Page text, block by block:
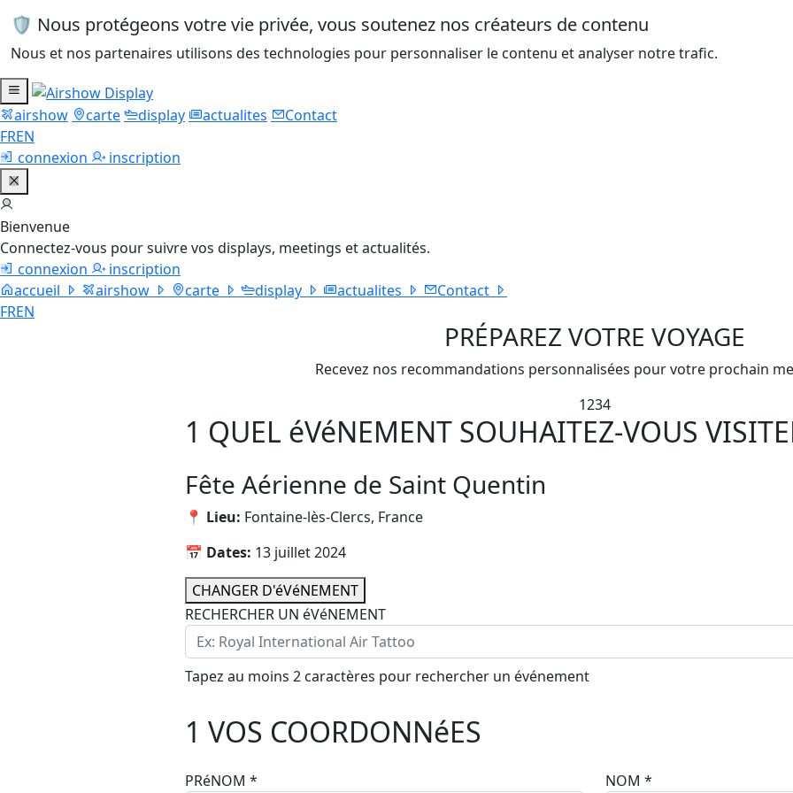
🛡️ Nous protégeons votre vie privée, vous soutenez nos créateurs de contenu
Nous et nos partenaires utilisons des technologies pour personnaliser le contenu et analyser notre trafic.
airshow carte display actualites
Contact
FREN
connexion
inscription
Bienvenue
Connectez-vous pour suivre vos displays, meetings et actualités.
connexion
inscription
accueil
airshow carte display actualites
Contact
FREN
PRÉPAREZ VOTRE VOYAGE
Recevez nos recommandations personnalisées pour votre prochain
1234
1 QUEL éVéNEMENT SOUHAITEZ-VOUS
Fête Aérienne de Saint Quentin
📍 Lieu: Fontaine-lès-Clercs, France
📅 Dates: 13 juillet 2024
CHANGER D'éVéNEMENT
RECHERCHER UN éVéNEMENT
Tapez au moins 2 caractères pour rechercher un événement
1 VOS COORDONNéES
PRéNOM * NOM *